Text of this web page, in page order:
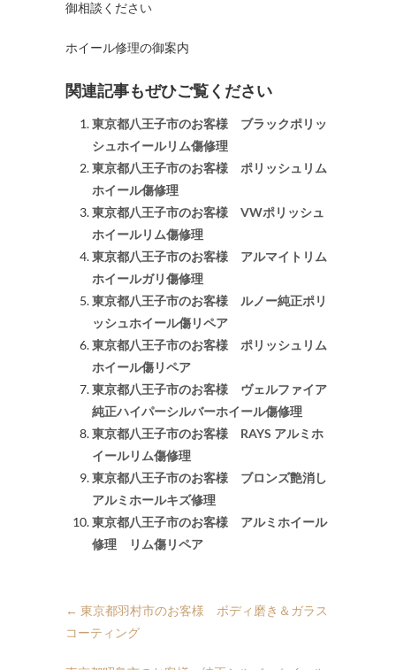
御相談ください
ホイール修理の御案内
関連記事もぜひご覧ください
東京都八王子市のお客様 ブラックポリッ
シュホイールリム傷修理
東京都八王子市のお客様 ポリッシュリム
ホイール傷修理
東京都八王子市のお客様 VWポリッシュ
ホイールリム傷修理
東京都八王子市のお客様 アルマイトリム
ホイールガリ傷修理
東京都八王子市のお客様 ルノー純正ポリ
ッシュホイール傷リペア
東京都八王子市のお客様 ポリッシュリム
ホイール傷リペア
東京都八王子市のお客様 ヴェルファイア
純正ハイパーシルバーホイール傷修理
東京都八王子市のお客様 RAYS アルミホ
イールリム傷修理
東京都八王子市のお客様 ブロンズ艶消し
アルミホールキズ修理
東京都八王子市のお客様 アルミホイール
修理 リム傷リペア
← 東京都羽村市のお客様 ボディ磨き＆ガラス
コーティング